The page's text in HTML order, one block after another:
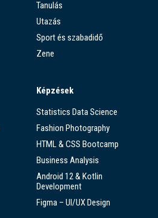
Tanulás
Utazás
Sport és szabadidő
Zene
Képzések
Statistics Data Science
Fashion Photography
HTML & CSS Bootcamp
Business Analysis
Android 12 & Kotlin
Development
Figma – UI/UX Design